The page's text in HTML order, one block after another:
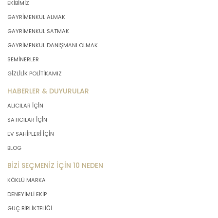
sunmakla yükümlüdür. Kişisel veriler
belirtilen meşru ve hukuka uygun
amaçlar dışında işlenmeyecektir..
4. İşlendikleri Amaçla Bağlantılı, Sınırlı
ve Ölçülü Olma
MASTERTURK FRANCHİSİNG
GAYRİMENKUL SATIŞ VE PAZARLAMA
A.Ş. kişisel verileri belirlenen
amaçların gerçekleştirilmesine
amacın gerçekleştirilmesi ile ilgili
olmayan veya ihtiyaç duyulmayan
kişisel verilerin işlenmesinden
kaçınacaktır.
EKİBİMİZ
GAYRİMENKUL ALMAK
GAYRİMENKUL SATMAK
GAYRİMENKUL DANIŞMANI OLMAK
SEMİNERLER
GİZLİLİK POLİTİKAMIZ
HABERLER & DUYURULAR
ALICILAR İÇİN
SATICILAR İÇİN
EV SAHİPLERİ İÇİN
BLOG
BİZİ SEÇMENİZ İÇİN 10 NEDEN
KÖKLÜ MARKA
DENEYİMLİ EKİP
GÜÇ BİRLİKTELİĞİ